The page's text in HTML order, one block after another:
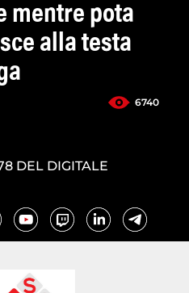
mentre pota
alla testa
6740
DEL DIGITALE